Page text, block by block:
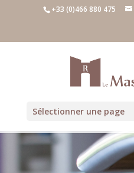
+33 (0)466 880 475
Sélectionner une page